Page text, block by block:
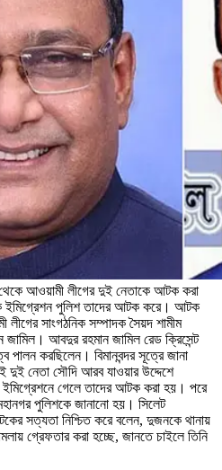
থেকে আওয়ামী লীগের দুই নেতাকে আটক করা
ইমিগ্রেশন পুলিশ তাদের আটক করে। আটক
লীগের সাংগঠনিক সম্পাদক সৈয়দ শামীম
আবদুর রহমান জামিল রেড ক্রিসেন্ট
পালন করছিলেন। বিমানবন্দর সূত্রে জানা
দুই নেতা সৌদি আরব যাওয়ার উদ্দেশে
ইমিগ্রেশনে গেলে তাদের আটক করা হয়। পরে
পুলিশকে জানানো হয়। সিলেট
সত্যতা নিশ্চিত করে বলেন, দুজনকে থানায়
গ্রেফতার করা হচ্ছে, জানতে চাইলে তিনি